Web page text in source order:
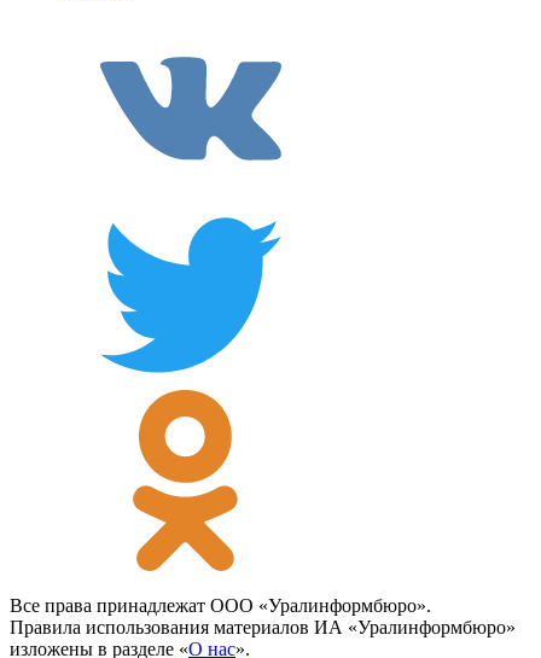
Все права принадлежат ООО «Уралинформбюро».
Правила использования материалов ИА «Уралинформбюро»
изложены в разделе «О нас».